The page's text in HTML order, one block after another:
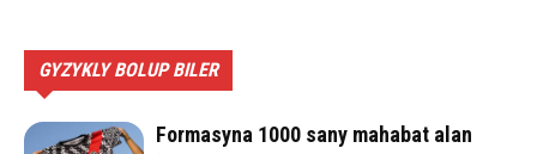
GYZYKLY BOLUP BILER
Formasyna 1000 sany mahabat alan